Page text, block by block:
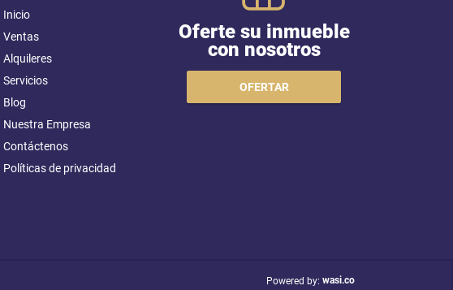
Inicio
Ventas
Alquileres
Servicios
Blog
Nuestra Empresa
Contáctenos
Políticas de privacidad
Oferte su inmueble
con nosotros
OFERTAR
Powered by: wasi.co